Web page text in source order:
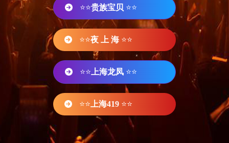
⭐⭐贵族宝贝 ⭐⭐
⭐⭐夜 上 海 ⭐⭐
⭐⭐ 上海龙凤 ⭐⭐
⭐⭐ 上海419 ⭐⭐